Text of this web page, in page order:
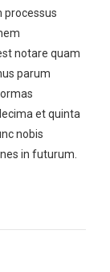
processus
notare quam
parum
et quinta
nobis
in futurum.